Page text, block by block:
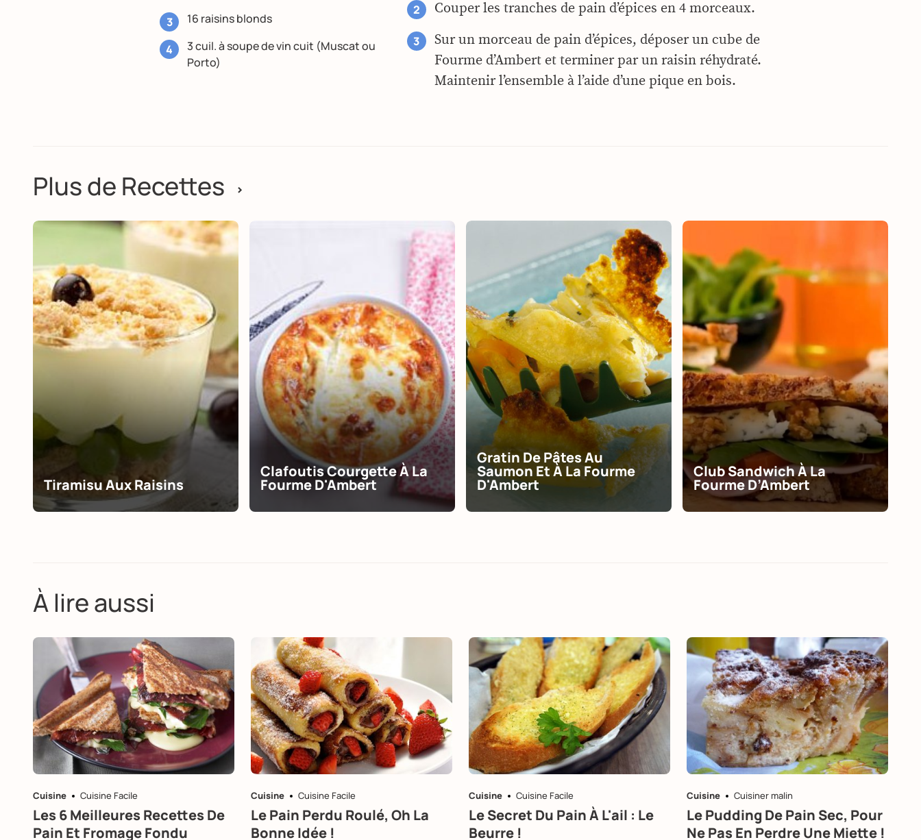
16 raisins blonds
3 cuil. à soupe de vin cuit (Muscat ou
Porto)
Couper les tranches de pain d’épices en 4 morceaux.
Sur un morceau de pain d’épices, déposer un cube de
Fourme d’Ambert et terminer par un raisin réhydraté.
Maintenir l’ensemble à l’aide d’une pique en bois.
Plus de Recettes >
Tiramisu Aux Raisins
Clafoutis Courgette À La
Fourme D'Ambert
Gratin De Pâtes Au
Saumon Et À La Fourme
D'Ambert
Club Sandwich À La
Fourme D’Ambert
À lire aussi
Cuisine Cuisine Facile
Les 6 Meilleures Recettes De
Pain Et Fromage Fondu
Cuisine Cuisine Facile
Le Pain Perdu Roulé, Oh La
Bonne Idée !
Cuisine Cuisine Facile
Le Secret Du Pain À L'ail : Le
Beurre !
Cuisine Cuisiner malin
Le Pudding De Pain Sec, Pour
Ne Pas En Perdre Une Miette !